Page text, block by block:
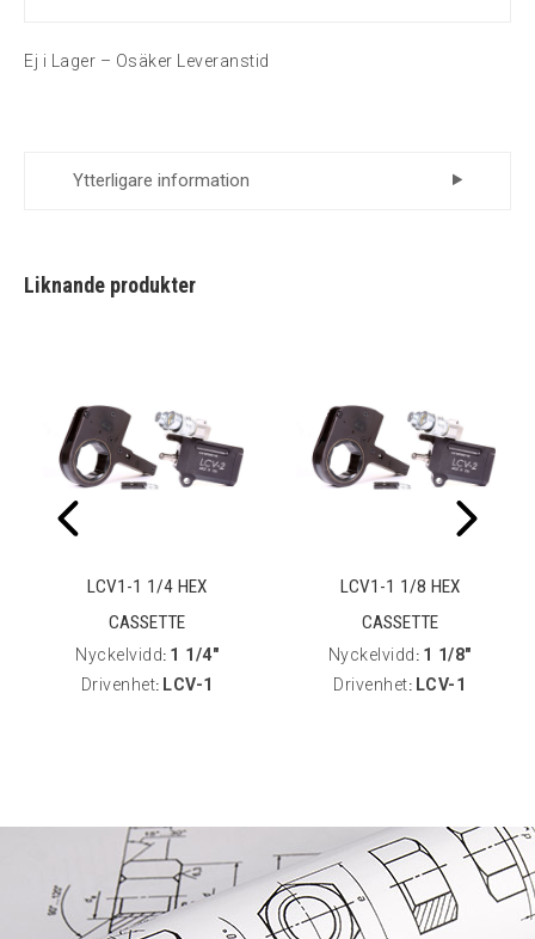
Ej i Lager – Osäker Leveranstid
Ytterligare information
Liknande produkter
LCV1-1 1/4 HEX
CASSETTE
Nyckelvidd: 1 1/4"
Drivenhet: LCV-1
LCV1-1 1/8 HEX
CASSETTE
Nyckelvidd : 1 1/8"
Drivenhet: LCV-1